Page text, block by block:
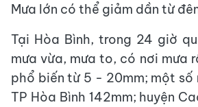
Mưa lớn có thể giảm dần từ
Tại Hòa Bình, trong 24 giờ
mưa vừa, mưa to, có nơi mưa
phổ biến từ 5 - 20mm; một số
TP Hòa Bình 142mm; huyện